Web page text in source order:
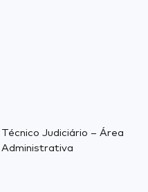
Técnico Judiciário – Área
Administrativa